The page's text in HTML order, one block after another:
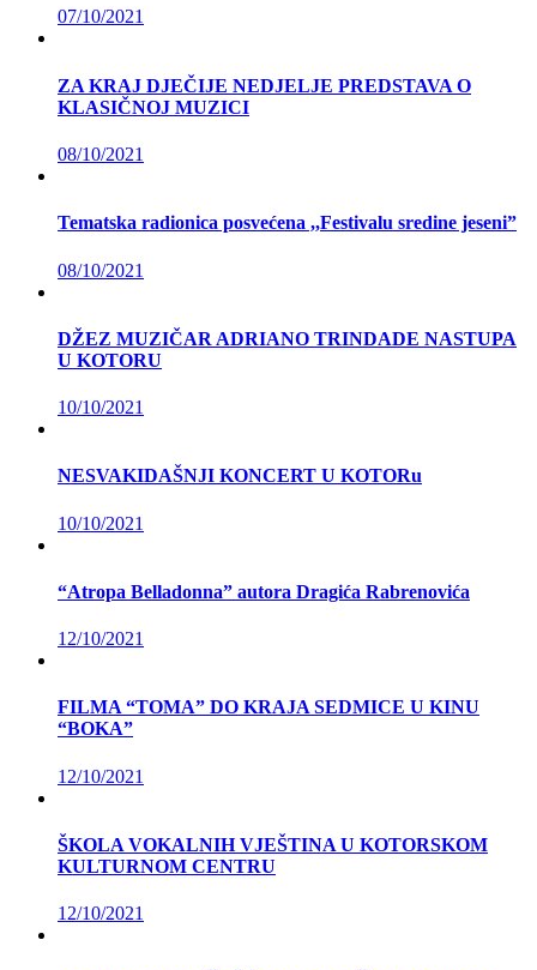
07/10/2021
ZA KRAJ DJEČIJE NEDJELJE PREDSTAVA O
KLASIČNOJ MUZICI
08/10/2021
Tematska radionica posvećena ,,Festivalu sredine jeseni”
08/10/2021
DŽEZ MUZIČAR ADRIANO TRINDADE NASTUPA
U KOTORU
10/10/2021
NESVAKIDAŠNJI KONCERT U KOTORu
10/10/2021
“Atropa Belladonna” autora Dragića Rabrenovića
12/10/2021
FILMA “TOMA” DO KRAJA SEDMICE U KINU
“BOKA”
12/10/2021
ŠKOLA VOKALNIH VJEŠTINA U KOTORSKOM
KULTURNOM CENTRU
12/10/2021